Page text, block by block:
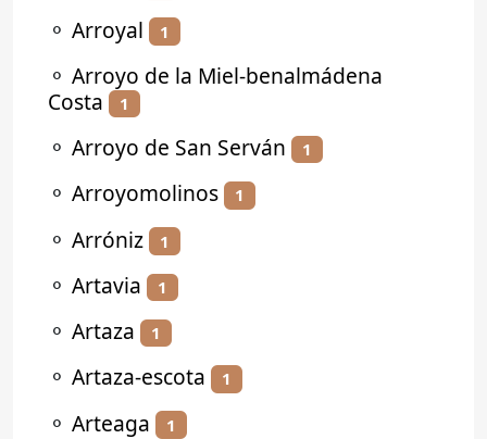
⚬ Arroyal 1
⚬ Arroyo de la Miel-benalmádena
Costa
1
⚬ Arroyo de San Serván 1
⚬ Arroyomolinos 1
⚬ Arróniz 1
⚬ Artavia 1
⚬ Artaza 1
⚬ Artaza-escota 1
⚬ Arteaga 1